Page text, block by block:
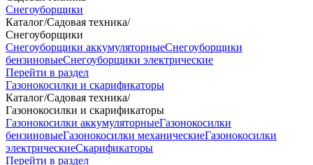
Снегоуборщики
Каталог/Садовая техника/
Снегоуборщики
Снегоуборщики аккумуляторныеСнегоуборщики
бензиновыеСнегоуборщики электрические
Перейти в раздел
Газонокосилки и скарификаторы
Каталог/Садовая техника/
Газонокосилки и скарификаторы
Газонокосилки аккумуляторныеГазонокосилки
бензиновыеГазонокосилки механическиеГазонокосилки
электрическиеСкарификаторы
Перейти в раздел